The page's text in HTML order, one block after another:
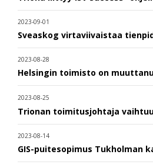
2023-09-01
Sveaskog virtaviivaistaa
2023-08-28
Helsingin toimisto on
2023-08-25
Trionan toimitusjohtaja
2023-08-14
GIS-puitesopimus Tukholman